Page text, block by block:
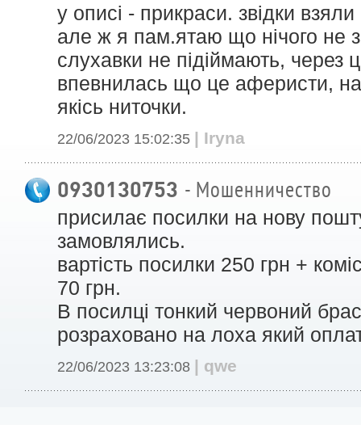
у описі - прикраси. звідки
але ж я пам.ятаю що нічого не
слухавки не підіймають, через
впевнилась що це аферисти,
якісь ниточки.
22/06/2023 15:02:35 | Iryna
0930130753 - Мошенничество
присилає посилки на нову
замовлялись.
вартість посилки 250 грн +
70 грн.
В посилці тонкий червоний
розраховано на лоха який
22/06/2023 13:23:08 | qwe